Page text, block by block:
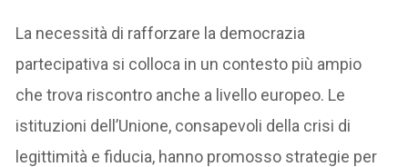
La necessità di rafforzare la democrazia
partecipativa si colloca in un contesto più ampio
che trova riscontro anche a livello europeo. Le
istituzioni dell’Unione, consapevoli della crisi di
legittimità e fiducia, hanno promosso strategie per